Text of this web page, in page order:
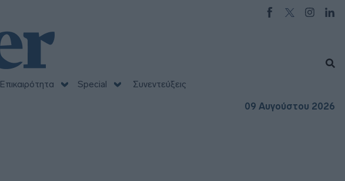
Επικαιρότητα Special
Συνεντεύξεις
09 Αυγούστου 2026